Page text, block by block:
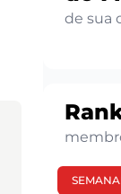
de sua